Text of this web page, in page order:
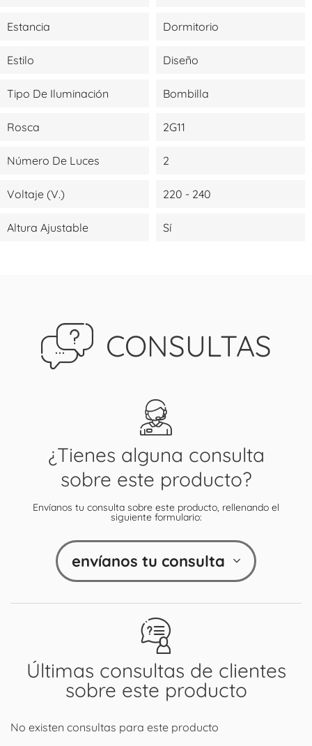
Estancia Dormitorio
Estilo Diseño
Tipo De Iluminación Bombilla
Rosca 2G11
Número De Luces 2
Voltaje (V.) 220 - 240
Altura Ajustable Sí
CONSULTAS
Últimas consultas de clientes
sobre este producto
No existen consultas para este producto
¿Tienes alguna consulta
sobre este producto?
Envíanos tu consulta sobre este producto, rellenando el
siguiente formulario:
envíanos tu consulta